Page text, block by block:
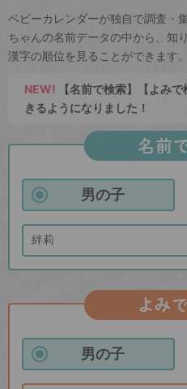
ベビーカレンダーが独自で調査・
ちゃんの名前データの中から、知
漢字の順位を見ることができます。
NEW! 【名前で検索】【よみ
きるようになりました！
名前
男の子
よみ
男の子